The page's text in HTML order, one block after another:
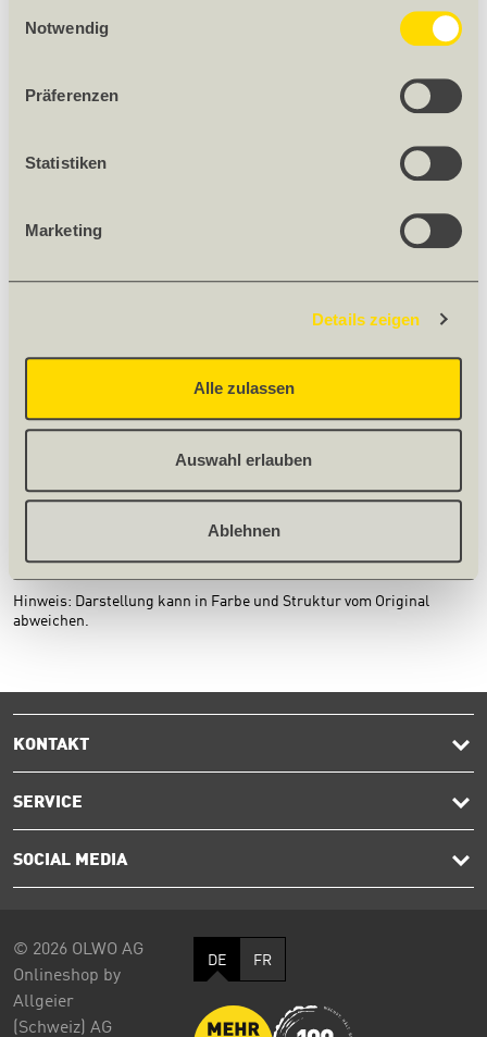
Notwendig
Präferenzen
Statistiken
Marketing
Details zeigen
Alle zulassen
Auswahl erlauben
Ablehnen
FLUMROC MESSER GROSS
Bezeichnung Flumroc Messer gross, 30 cm lang
Hinweis: Darstellung kann in Farbe und Struktur vom Original
abweichen.
KONTAKT
SERVICE
SOCIAL MEDIA
© 2026 OLWO AG
Onlineshop by
Allgeier
(Schweiz) AG
DE FR